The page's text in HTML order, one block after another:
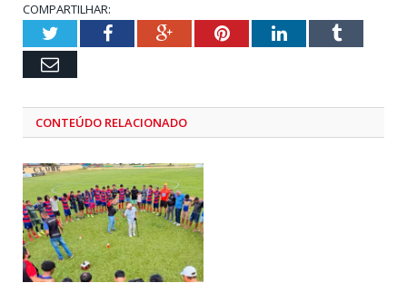
COMPARTILHAR:
TwitterFacebookGoogle+PinterestLinkedInTumblr
Email
CONTEÚDO RELACIONADO